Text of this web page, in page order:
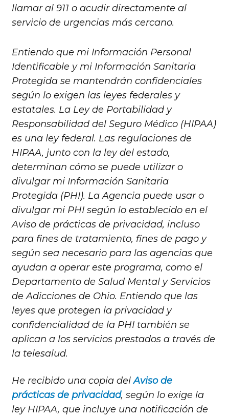
llamar al 911 o acudir directamente al
servicio de urgencias más cercano.
Entiendo que mi Información Personal
Identificable y mi Información Sanitaria
Protegida se mantendrán confidenciales
según lo exigen las leyes federales y
estatales. La Ley de Portabilidad y
Responsabilidad del Seguro Médico (HIPAA)
es una ley federal. Las regulaciones de
HIPAA, junto con la ley del estado,
determinan cómo se puede utilizar o
divulgar mi Información Sanitaria
Protegida (PHI). La Agencia puede usar o
divulgar mi PHI según lo establecido en el
Aviso de prácticas de privacidad, incluso
para fines de tratamiento, fines de pago y
según sea necesario para las agencias que
ayudan a operar este programa, como el
Departamento de Salud Mental y Servicios
de Adicciones de Ohio. Entiendo que las
leyes que protegen la privacidad y
confidencialidad de la PHI también se
aplican a los servicios prestados a través de
la telesalud.
He recibido una copia delAviso de
prácticas de privacidad, según lo exige la
ley HIPAA, que incluye una notificación de